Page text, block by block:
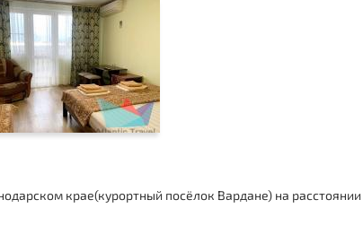
крае(курортный посёлок Вардане) на